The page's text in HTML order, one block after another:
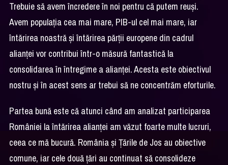
Trebuie să avem încredere în noi pentru că putem reuși.
Avem populația cea mai mare, PIB-ul cel mai mare, iar
întărirea noastră și întărirea părții europene din cadrul
alianței vor contribui într-o măsură fantastică la
consolidarea în întregime a alianței. Acesta este obiectivul
nostru și în acest sens ar trebui să ne concentrăm eforturile.
Partea bună este că atunci când am analizat participarea
României la întărirea alianței am văzut foarte multe lucruri,
ceea ce mă bucură. România și Țările de Jos au obiective
comune, iar cele două țări au continuat să consolideze